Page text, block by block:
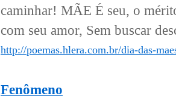
caminhar! MÃE É seu, o
com seu amor, Sem buscar
http://poemas.hlera.com.br/dia-das-
Fenômeno